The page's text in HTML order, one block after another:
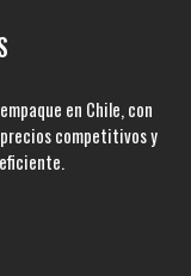
en Chile, con
competitivos y